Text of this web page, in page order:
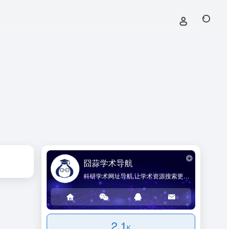
囧蒜学术导航
科研学术网址导航,让学术资源搜索更简单!
2.1 K